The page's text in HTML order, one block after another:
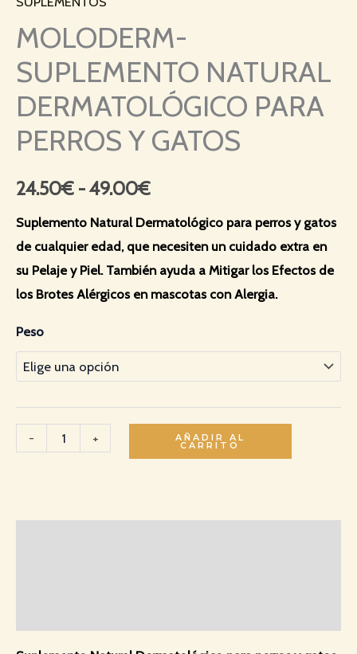
MOLODERM-
SUPLEMENTO NATURAL
DERMATOLÓGICO PARA
PERROS Y GATOS
24.50€ -49.00€
Suplemento Natural Dermatológico para perros y gatos
de cualquier edad, que necesiten un cuidado extra en
su Pelaje y Piel. También ayuda a Mitigar los Efectos de
los Brotes Alérgicos en mascotas con Alergia.
Peso
- + AÑADIR AL
CARRITO